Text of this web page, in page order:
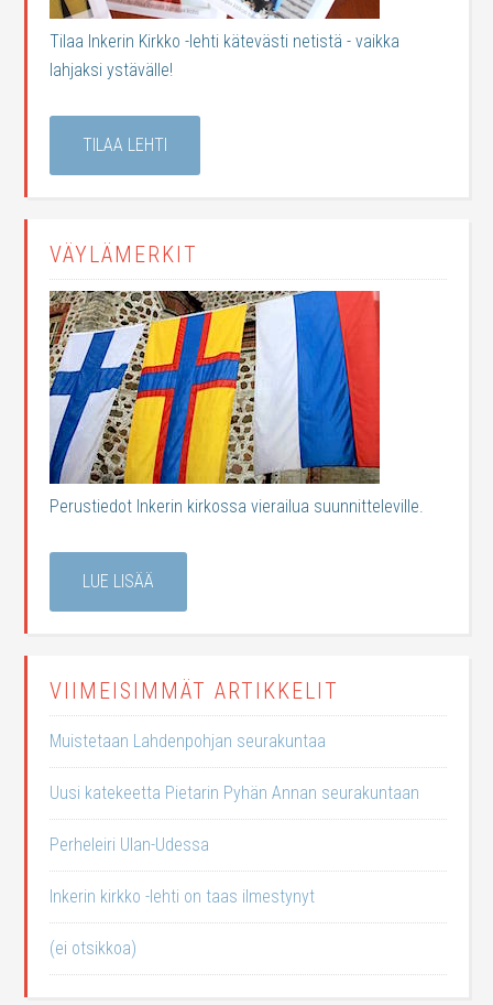
Tilaa Inkerin Kirkko -lehti kätevästi netistä - vaikka
lahjaksi ystävälle!
TILAA LEHTI
VÄYLÄMERKIT
Perustiedot Inkerin kirkossa vierailua suunnitteleville.
LUE LISÄÄ
VIIMEISIMMÄT ARTIKKELIT
Muistetaan Lahdenpohjan seurakuntaa
Uusi katekeetta Pietarin Pyhän Annan seurakuntaan
Perheleiri Ulan-Udessa
Inkerin kirkko -lehti on taas ilmestynyt
(ei otsikkoa)